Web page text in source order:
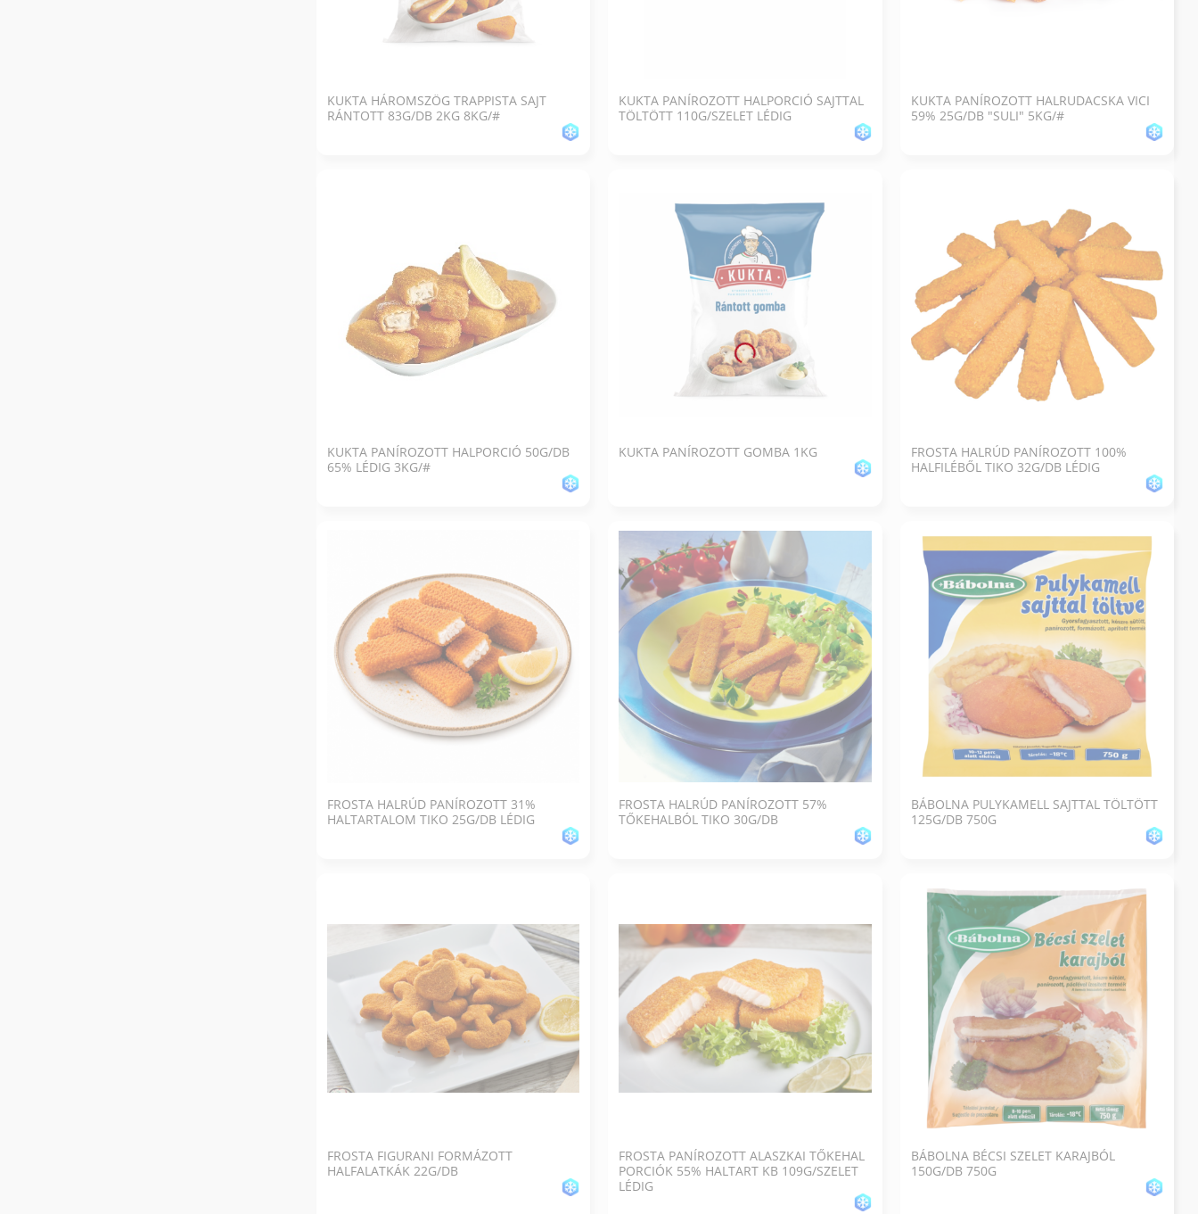
KUKTA HÁROMSZÖG TRAPPISTA SAJT
RÁNTOTT 83G/DB 2KG 8KG/#
KUKTA PANÍROZOTT HALPORCIÓ SAJTTAL
TÖLTÖTT 110G/SZELET LÉDIG
KUKTA PANÍROZOTT HALRUDACSKA VICI
59% 25G/DB "SULI" 5KG/#
KUKTA PANÍROZOTT HALPORCIÓ 50G/DB
65% LÉDIG 3KG/#
KUKTA PANÍROZOTT GOMBA 1KG
FROSTA HALRÚD PANÍROZOTT 100%
HALFILÉBŐL TIKO 32G/DB LÉDIG
FROSTA HALRÚD PANÍROZOTT 31%
HALTARTALOM TIKO 25G/DB LÉDIG
FROSTA HALRÚD PANÍROZOTT 57%
TŐKEHALBÓL TIKO 30G/DB
BÁBOLNA PULYKAMELL SAJTTAL TÖLTÖTT
125G/DB 750G
FROSTA FIGURANI FORMÁZOTT
HALFALATKÁK 22G/DB
FROSTA PANÍROZOTT ALASZKAI TŐKEHAL
PORCIÓK 55% HALTART KB 109G/SZELET
LÉDIG
BÁBOLNA BÉCSI SZELET KARAJBÓL
150G/DB 750G